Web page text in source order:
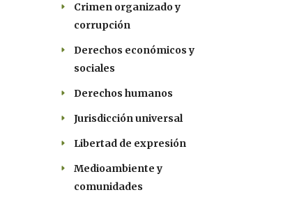
Crimen organizado y
corrupción
Derechos económicos y
sociales
Derechos humanos
Jurisdicción universal
Libertad de expresión
Medioambiente y
comunidades